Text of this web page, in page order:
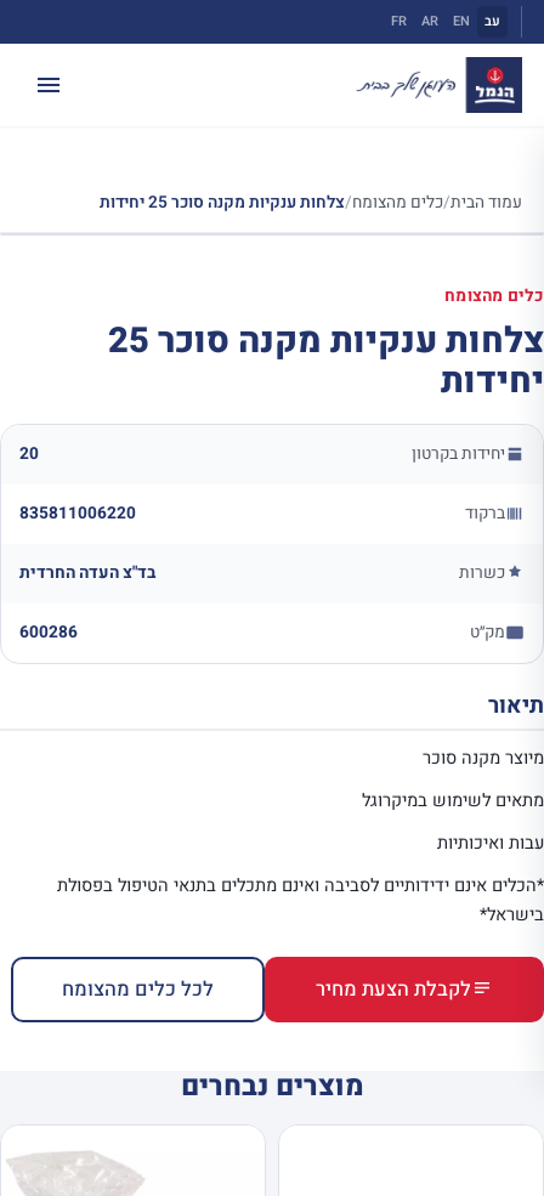
לתוכן
עב EN
AR
FR
עמוד הבית/כלים מהצומח/צלחות ענקיות מקנה סוכר 25 יחידות
כלים מהצומח
צלחות ענקיות מקנה סוכר 25
יחידות
יחידות בקרטון 20
ברקוד 835811006220
כשרות בד"צ העדה החרדית
מק״ט 600286
תיאור
מיוצר מקנה סוכר
מתאים לשימוש במיקרוגל
עבות ואיכותיות
*הכלים אינם ידידותיים לסביבה ואינם מתכלים בתנאי הטיפול בפסולת
בישראל*
לקבלת הצעת מחיר לכל כלים מהצומח
מוצרים נבחרים